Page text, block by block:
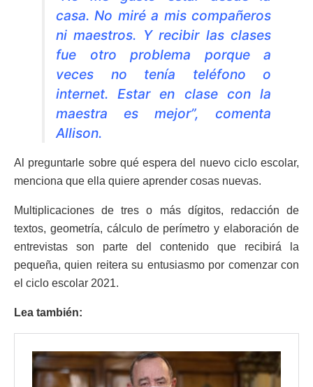
casa. No miré a mis compañeros
ni maestros. Y recibir las clases
fue otro problema porque a
veces no tenía teléfono o
internet. Estar en clase con la
maestra es mejor”, comenta
Allison.
Al preguntarle sobre qué espera del nuevo ciclo escolar,
menciona que ella quiere aprender cosas nuevas.
Multiplicaciones de tres o más dígitos, redacción de
textos, geometría, cálculo de perímetro y elaboración de
entrevistas son parte del contenido que recibirá la
pequeña, quien reitera su entusiasmo por comenzar con
el ciclo escolar 2021.
Lea también: